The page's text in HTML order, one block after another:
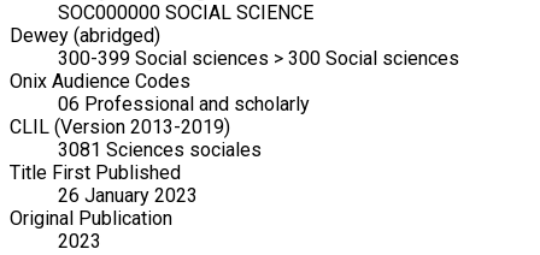
SOC000000 SOCIAL SCIENCE
Dewey (abridged)
300-399 Social sciences > 300 Social sciences
Onix Audience Codes
06 Professional and scholarly
CLIL (Version 2013-2019)
3081 Sciences sociales
Title First Published
26 January 2023
Original Publication
2023